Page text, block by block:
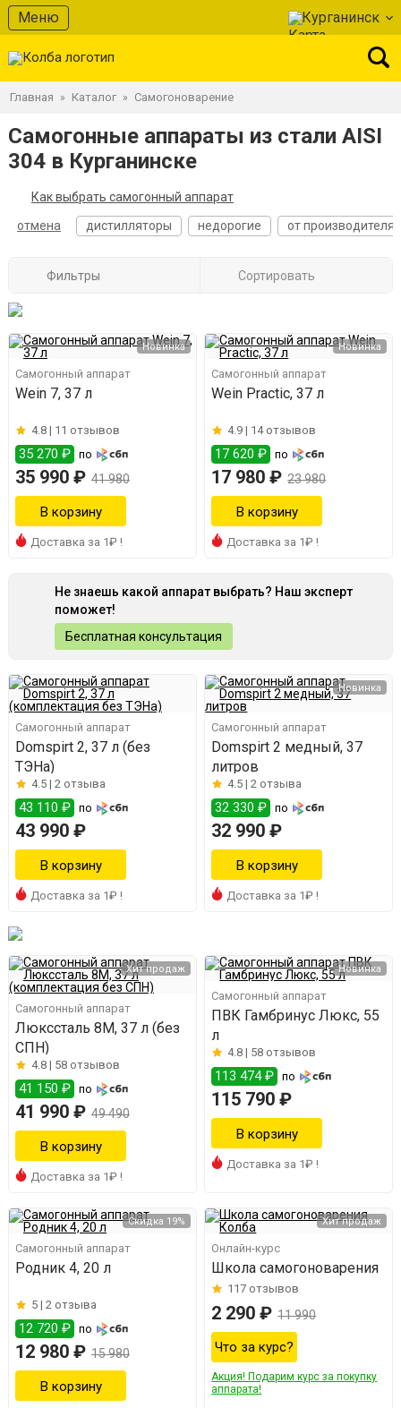
Меню Курганинск
Главная » Каталог » Самогоноварение
Самогонные аппараты из стали AISI
304 в Курганинске
Как выбрать самогонный аппарат
отмена
дистилляторы недорогие от производителя
Фильтры Сортировать
Новинка
Самогонный аппарат
Wein 7, 37 л
4.8 | 11 отзывов
35 270 ₽ по
35 990 ₽ 41 980
Доставка за 1₽ !
Новинка
Самогонный аппарат
Wein Practic, 37 л
4.9 | 14 отзывов
17 620 ₽ по
17 980 ₽ 23 980
Доставка за 1₽ !
Не знаешь какой аппарат выбрать? Наш эксперт
поможет!
Бесплатная консультация
Самогонный аппарат
Domspirt 2, 37 л (без
ТЭНа)
4.5 | 2 отзыва
43 110 ₽ по
43 990 ₽
Доставка за 1₽ !
Новинка
Самогонный аппарат
Domspirt 2 медный, 37
литров
4.5 |2 отзыва
32 330 ₽ по
32 990 ₽
Доставка за 1₽ !
Хит продаж
Самогонный аппарат
Люкссталь 8М, 37 л (без
СПН)
4.8 | 58 отзывов
41 150 ₽ по
41 990 ₽ 49 490
Доставка за 1₽ !
Новинка
Самогонный аппарат
ПВК Гамбринус Люкс, 55
л
4.8 | 58 отзывов
113 474 ₽ по
115 790 ₽
Доставка за 1₽ !
Скидка 19%
Самогонный аппарат
Родник 4, 20 л
5 | 2 отзыва
12 720 ₽ по
12 980 ₽ 15 980
Хит продаж
Онлайн-курс
Школа самогоноварения
117 отзывов
2 290 ₽ 11 990
Что за курс?
Акция! Подарим курс за покупку
аппарата!